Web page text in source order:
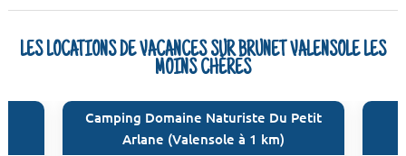
LES LOCATIONS DE VACANCES SUR BRUNET VALENSOLE LES
MOINS CHÈRES
Camping Domaine Naturiste Du Petit
Arlane (Valensole à 1 km)